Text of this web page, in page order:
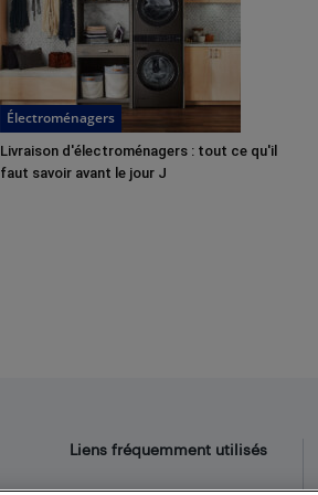
Électroménagers
Livraison d'électroménagers : tout ce qu'il
faut savoir avant le jour J​‌
Liens fréquemment utilisés